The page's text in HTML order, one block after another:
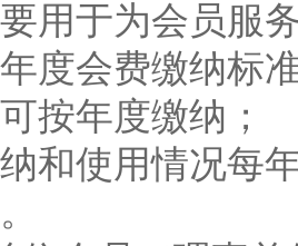
用于为会员服
度会费缴纳标
按年度缴纳；
和使用情况每